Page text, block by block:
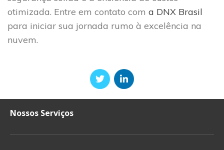
otimizada. Entre em contato com a DNX Brasil
para iniciar sua jornada rumo à excelência na
nuvem.
Nossos Serviços